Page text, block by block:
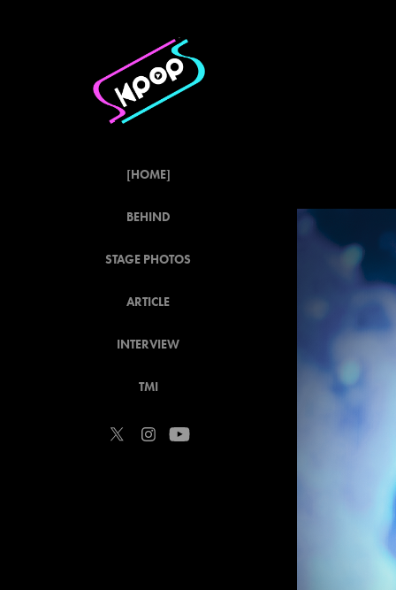
[HOME]
BEHIND
STAGE PHOTOS
ARTICLE
INTERVIEW
TMI